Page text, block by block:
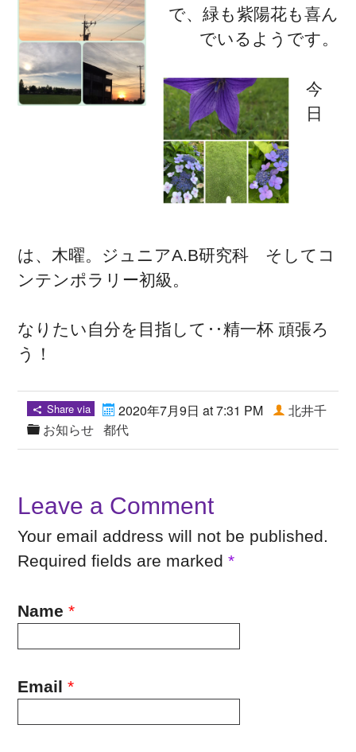
で、緑も紫陽花も喜ん
でいるようです。
今
日
は、木曜。ジュニアA.B研究科 そしてコ
ンテンポラリー初級。
なりたい自分を目指して‥精一杯 頑張ろ
う！
Share via
2020年7月9日 at 7:31 PM
お知らせ
北井千
都代
Leave a Comment
Your email address will not be published.
Required fields are marked*
Name *
Email *